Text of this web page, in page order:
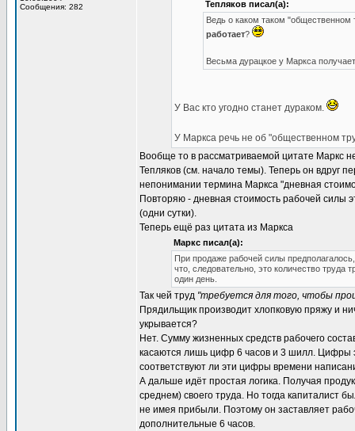
Сообщения: 282
Тепляков писал(а):
Ведь о каком таком "общественном
работает?
Весьма дурацкое у Маркса
У Вас кто угодно станет дураком.
У Маркса речь не об "общественном
Вообще то в рассматриваемой цитате Маркс
Тепляков (см. начало темы). Теперь он вдруг
непонимании термина Маркса "дневная
Повторяю - дневная стоимость рабочей силы
(одни сутки).
Теперь ещё раз цитата из Маркса
Маркс писал(а):
При продаже рабочей силы
что, следовательно, это количество труда
один день.
Так чей труд "требуется для того, чтобы
Прядильщик производит хлопковую пряжу и
укрывается?
Нет. Сумму жизненных средств рабочего
касаются лишь цифр 6 часов и 3 шилл. Цифры
соответствуют ли эти цифры времени
А дальше идёт простая логика. Получая
среднем) своего труда. Но тогда капиталист
не имея прибыли. Поэтому он заставляет
дополнительные 6 часов.